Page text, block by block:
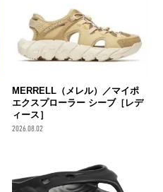
MERRELL（メレル）／マイポ
エクスプローラー シーブ［レデ
ィース］
2026.08.02